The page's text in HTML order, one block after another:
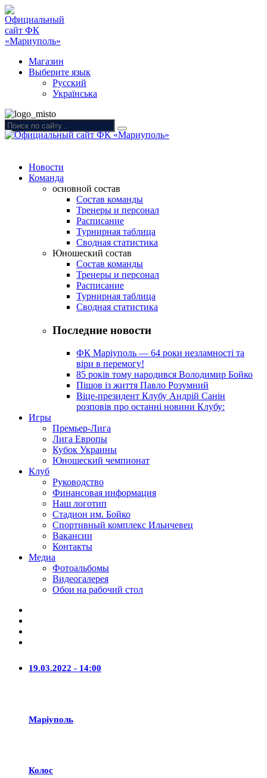
Магазин
Выберите язык
Русский
Українська
Новости
Команда
основной состав
Состав команды
Тренеры и персонал
Расписание
Турнирная таблица
Сводная статистика
Юношеский состав
Состав команды
Тренеры и персонал
Расписание
Турнирная таблица
Сводная статистика
Последние новости
ФК Маріуполь — 64 роки незламності та
віри в перемогу!
85 років тому народився Володимир Бойко
Пішов із життя Павло Розумний
Віце-президент Клубу Андрій Санін
розповів про останні новини Клубу:
Игры
Премьер-Лига
Лига Европы
Кубок Украины
Юношеский чемпионат
Клуб
Руководство
Финансовая информация
Наш логотип
Стадион им. Бойко
Спортивный комплекс Ильичевец
Вакансии
Контакты
Медиа
Фотоальбомы
Видеогалерея
Обои на рабочий стол
19.03.2022 - 14:00
Маріуполь
Колос